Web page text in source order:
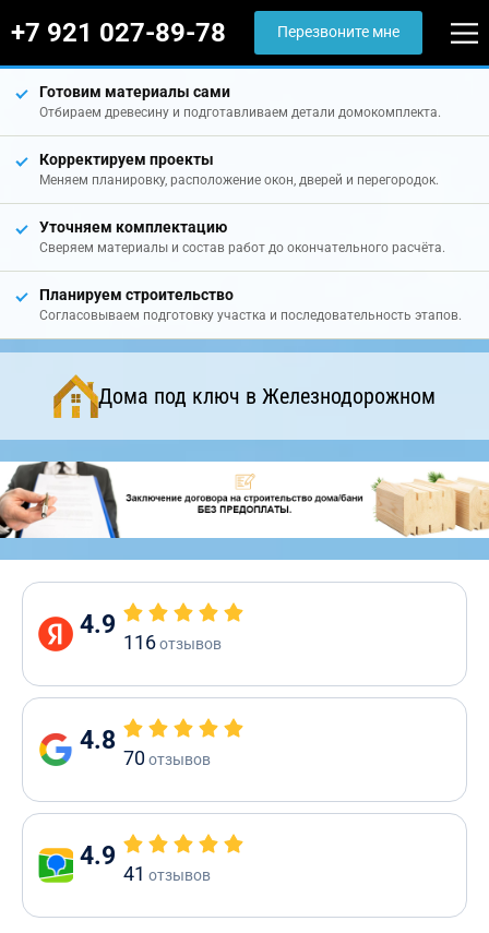
+7 921 027-89-78 Перезвоните мне
Готовим материалы сами
Отбираем древесину и подготавливаем детали домокомплекта.
Корректируем проекты
Меняем планировку, расположение окон, дверей и перегородок.
Уточняем комплектацию
Сверяем материалы и состав работ до окончательного расчёта.
Планируем строительство
Согласовываем подготовку участка и последовательность этапов.
Дома под ключ в Железнодорожном
4.9
116отзывов
4.8
70отзывов
4.9
41 отзывов